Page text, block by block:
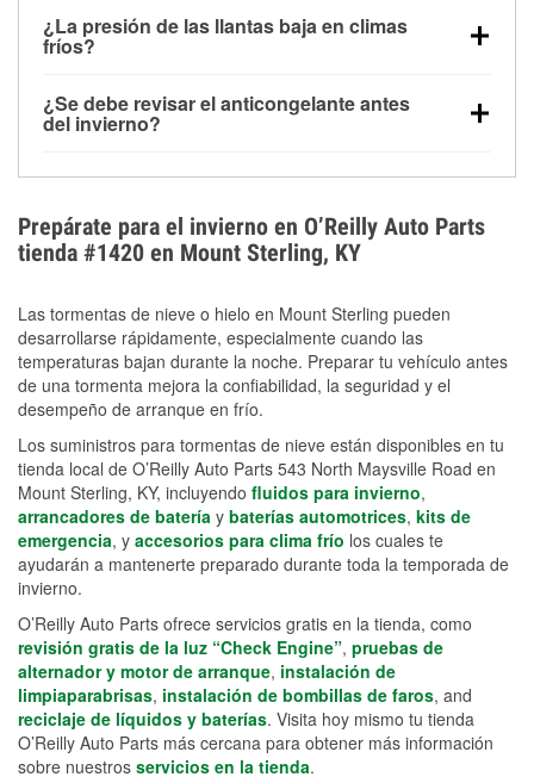
arranque.
la congelación y ayuda a disolver la sal y la nieve
derretida en la carretera para mejorar la visibilidad.
¿La presión de las llantas baja en climas
fríos?
alrededor de 1 PSI por cada 10 °F que baja la
temperatura. Puedes obtener más información sobre
¿Se debe revisar el anticongelante antes
del invierno?
el sobrecalentamiento en condiciones de frío
extremo. Aprende cómo comprobar la protección
anticongelante en nuestra sección How-To.
Prepárate para el invierno en O’Reilly Auto Parts
tienda #1420 en Mount Sterling, KY
Las tormentas de nieve o hielo en Mount Sterling pueden
desarrollarse rápidamente, especialmente cuando las
temperaturas bajan durante la noche. Preparar tu vehículo antes
de una tormenta mejora la confiabilidad, la seguridad y el
desempeño de arranque en frío.
Los suministros para tormentas de nieve están disponibles en tu
tienda local de O’Reilly Auto Parts 543 North Maysville Road en
Mount Sterling, KY, incluyendo fluidos para invierno,
arrancadores de batería y baterías automotrices, kits de
emergencia, y accesorios para clima frío los cuales te
ayudarán a mantenerte preparado durante toda la temporada de
invierno.
O’Reilly Auto Parts ofrece servicios gratis en la tienda, como
revisión gratis de la luz “Check Engine”, pruebas de
alternador y motor de arranque, instalación de
limpiaparabrisas, instalación de bombillas de faros, and
reciclaje de líquidos y baterías. Visita hoy mismo tu tienda
O’Reilly Auto Parts más cercana para obtener más información
sobre nuestros servicios en la tienda.